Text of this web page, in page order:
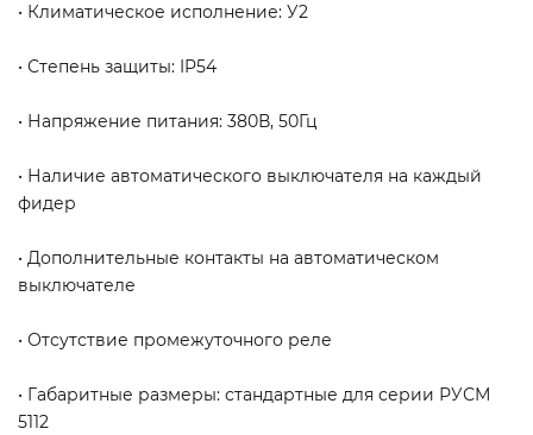
• Климатическое исполнение: У2
• Степень защиты: IP54
• Напряжение питания: 380В, 50Гц
• Наличие автоматического выключателя на каждый
фидер
• Дополнительные контакты на автоматическом
выключателе
• Отсутствие промежуточного реле
• Габаритные размеры: стандартные для серии РУСМ
5112